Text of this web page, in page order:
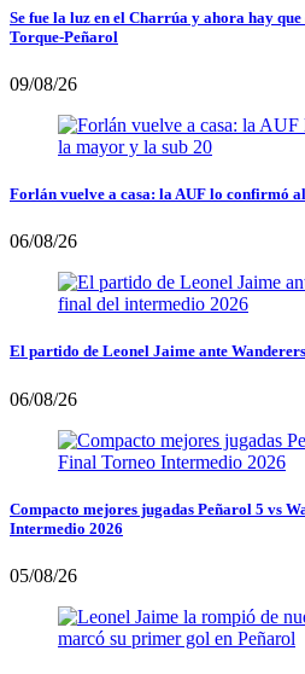
Se fue la luz en el Charrúa y ahora hay
Torque-Peñarol
09/08/26
Forlán vuelve a casa: la AUF lo confirmó
06/08/26
El partido de Leonel Jaime ante
06/08/26
Compacto mejores jugadas Peñarol 5 vs
Intermedio 2026
05/08/26